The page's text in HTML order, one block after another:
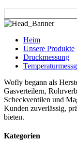
Heim
Unsere Produkte
Druckmessung
Wofly begann als
Gasverteilern,
Scheckventilen und
Kunden zuverlässig,
bieten.
Kategorien